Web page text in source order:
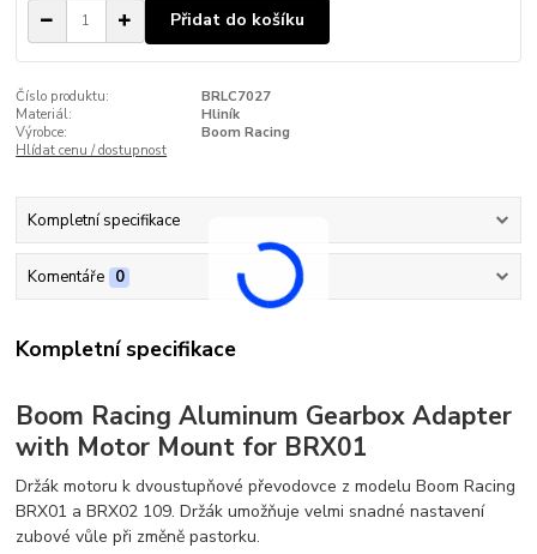
Přidat do košíku
Číslo produktu:
BRLC7027
Materiál:
Hliník
Výrobce:
Boom Racing
Hlídat cenu / dostupnost
Kompletní specifikace
Komentáře 0
Kompletní specifikace
Boom Racing Aluminum Gearbox Adapter
with Motor Mount for BRX01
Držák motoru k dvoustupňové převodovce z modelu Boom Racing
BRX01 a BRX02 109. Držák umožňuje velmi snadné nastavení
zubové vůle při změně pastorku.